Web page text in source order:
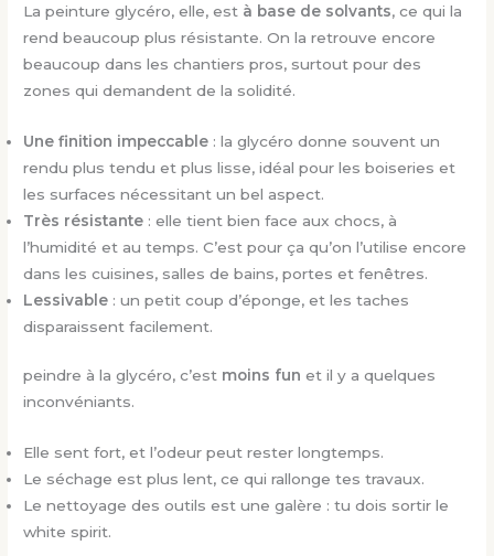
La peinture glycéro, elle, est à base de solvants, ce qui la
rend beaucoup plus résistante. On la retrouve encore
beaucoup dans les chantiers pros, surtout pour des
zones qui demandent de la solidité.
Une finition impeccable : la glycéro donne souvent un
rendu plus tendu et plus lisse, idéal pour les boiseries et
les surfaces nécessitant un bel aspect.
Très résistante : elle tient bien face aux chocs, à
l’humidité et au temps. C’est pour ça qu’on l’utilise encore
dans les cuisines, salles de bains, portes et fenêtres.
Lessivable : un petit coup d’éponge, et les taches
disparaissent facilement.
peindre à la glycéro, c’est moins fun et il y a quelques
inconvéniants.
Elle sent fort, et l’odeur peut rester longtemps.
Le séchage est plus lent, ce qui rallonge tes travaux.
Le nettoyage des outils est une galère : tu dois sortir le
white spirit.